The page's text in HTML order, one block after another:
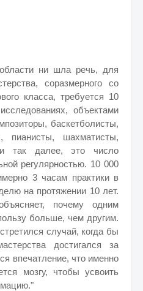
ни шла речь, для
соразмерного со
класса, требуется 10
объектами
баскетболисты,
пианисты, шахматисты,
и так далее, это число
регулярностью. 10 000
3 часам практики в
на протяжении 10 лет.
почему одним
больше, чем другим.
случай, когда бы
достигался за
впечатление, что именно
мозгу, чтобы усвоить